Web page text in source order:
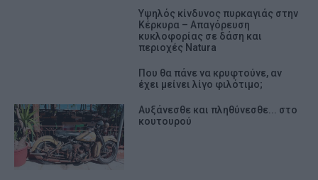
Υψηλός κίνδυνος πυρκαγιάς στην
Κέρκυρα – Απαγόρευση
κυκλοφορίας σε δάση και
περιοχές Natura
Που θα πάνε να κρυφτούνε, αν
έχει μείνει λίγο φιλότιμο;
Αυξάνεσθε και πληθύνεσθε... στο
κουτουρού